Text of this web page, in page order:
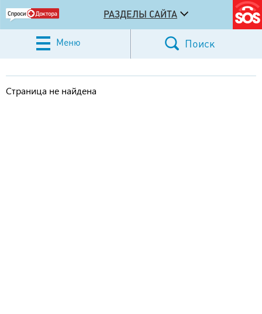
РАЗДЕЛЫ САЙТА
Меню Поиск
Страница не найдена